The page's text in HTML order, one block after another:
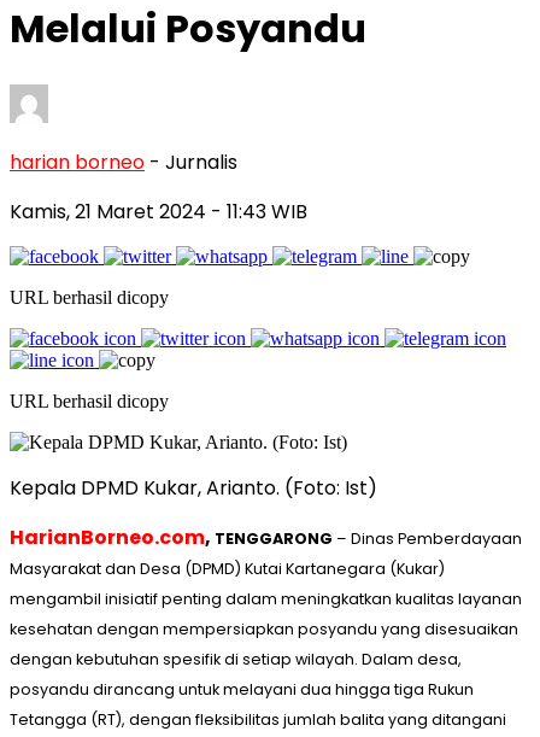
Melalui Posyandu
harian borneo - Jurnalis
Kamis, 21 Maret 2024 - 11:43 WIB
URL berhasil dicopy
URL berhasil dicopy
Kepala DPMD Kukar, Arianto. (Foto: Ist)
HarianBorneo.com, TENGGARONG – Dinas Pemberdayaan
Masyarakat dan Desa (DPMD) Kutai Kartanegara (Kukar)
mengambil inisiatif penting dalam meningkatkan kualitas layanan
kesehatan dengan mempersiapkan posyandu yang disesuaikan
dengan kebutuhan spesifik di setiap wilayah. Dalam desa,
posyandu dirancang untuk melayani dua hingga tiga Rukun
Tetangga (RT), dengan fleksibilitas jumlah balita yang ditangani